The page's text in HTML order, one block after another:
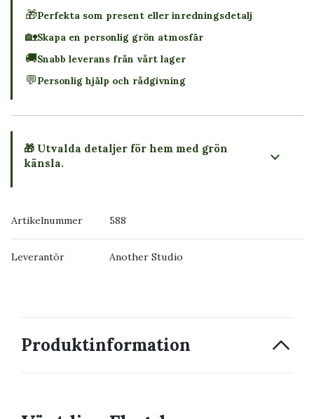
🎁Perfekta som present eller inredningsdetalj
🏡Skapa en personlig grön atmosfär
🚚Snabb leverans från vårt lager
💬Personlig hjälp och rådgivning
🎁 Utvalda detaljer för hem med grön
känsla.
Artikelnummer 588
Leverantör Another Studio
Produktinformation